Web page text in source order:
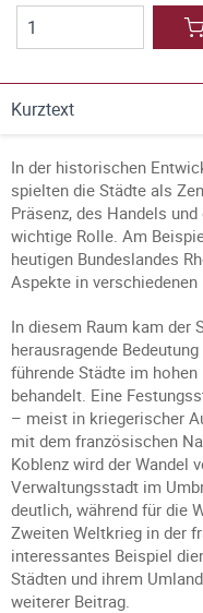
Kurztext
In der historischen
spielten die Städte als
Präsenz, des Handels
wichtige Rolle. Am
heutigen Bundeslandes
Aspekte in
In diesem Raum kam der
herausragende
führende Städte im
behandelt. Eine
– meist in kriegerischer
mit dem französischen
Koblenz wird der Wandel
Verwaltungsstadt im
deutlich, während für die
Zweiten Weltkrieg in der
interessantes Beispiel
Städten und ihrem
weiterer Beitrag.